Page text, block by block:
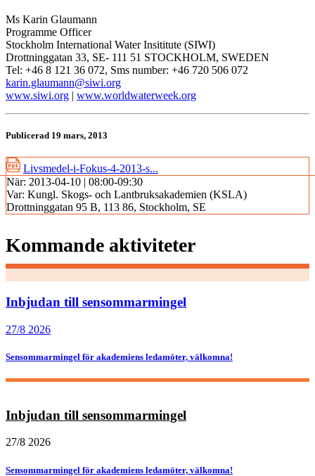
Ms Karin Glaumann
Programme Officer
Stockholm International Water Insititute (SIWI)
Drottninggatan 33, SE- 111 51 STOCKHOLM, SWEDEN
Tel: +46 8 121 36 072, Sms number: +46 720 506 072
karin.glaumann@siwi.org
www.siwi.org | www.worldwaterweek.org
Publicerad 19 mars, 2013
Livsmedel-i-Fokus-4-2013-s...
När: 2013-04-10 | 08:00-09:30
Var: Kungl. Skogs- och Lantbruksakademien (KSLA)
Drottninggatan 95 B, 113 86, Stockholm, SE
Kommande aktiviteter
Inbjudan till sensommarmingel
27/8 2026
Sensommarmingel för akademiens ledamöter, välkomna!
Inbjudan till sensommarmingel
27/8 2026
Sensommarmingel för akademiens ledamöter, välkomna!